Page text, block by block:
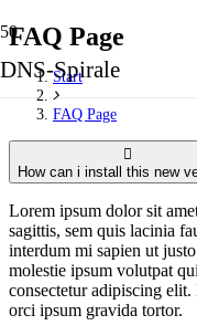
DNS-Spirale
FAQ Page
Start
FAQ Page
How can i install this new
Lorem ipsum dolor sit
sagittis, sem quis lacinia
interdum mi sapien ut
molestie ipsum volutpat
consectetur adipiscing
orci ipsum gravida tortor.